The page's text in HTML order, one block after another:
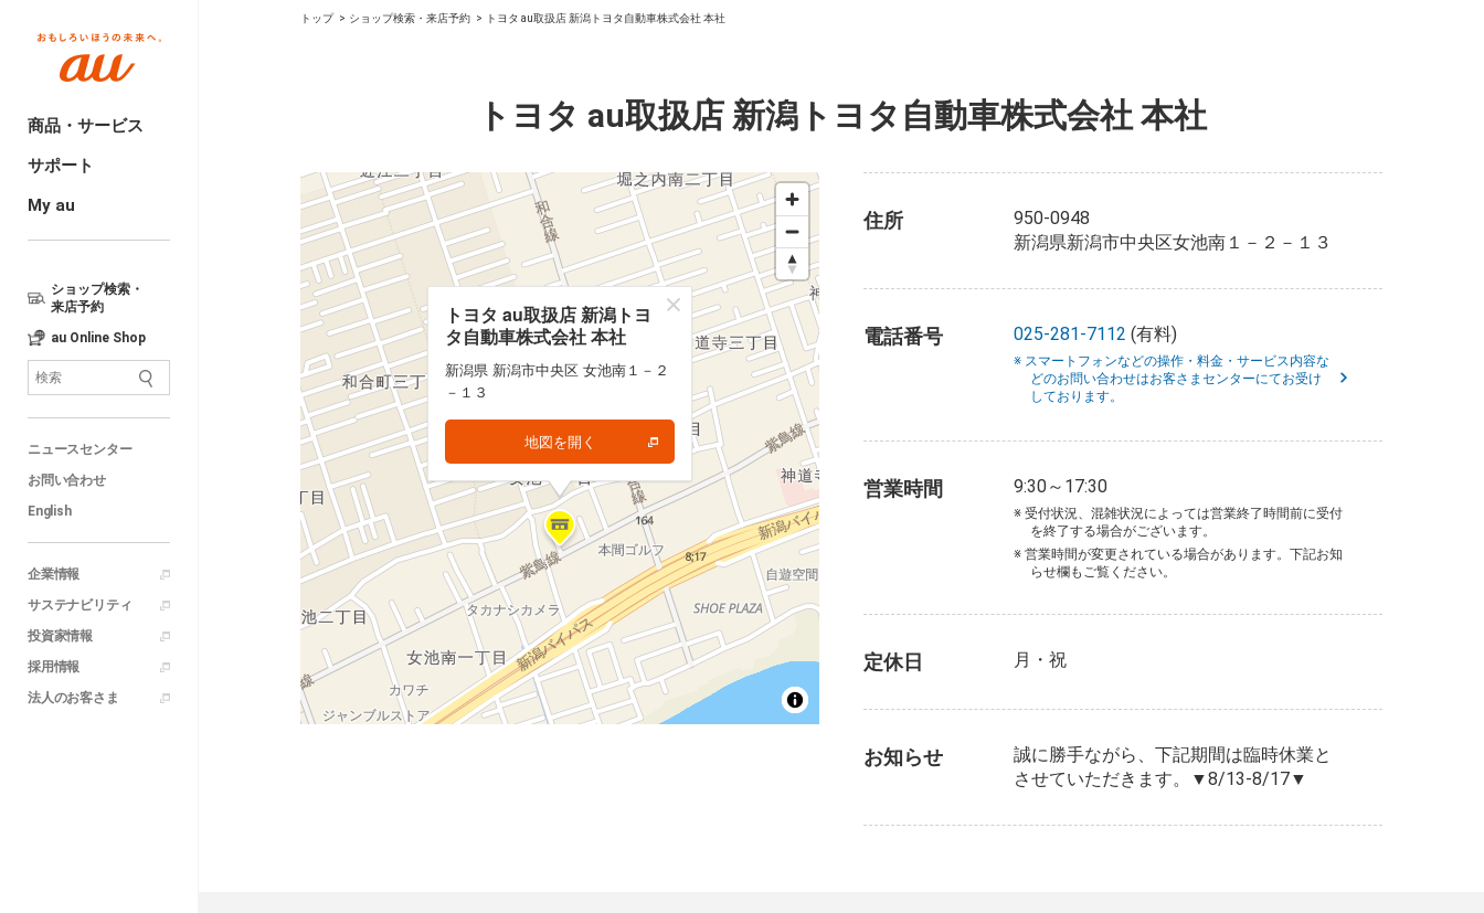
商品・サービス
サポート
My au
ショップ検索・
来店予約
au Online Shop
ニュースセンター
お問い合わせ
English
企業情報
サステナビリティ
投資家情報
採用情報
法人のお客さま
トップ ショップ検索・来店予約 トヨタ au取扱店 新潟トヨタ自動車株式会社 本社
トヨタ au取扱店 新潟トヨタ自動車株式会社 本社
トヨタ au取扱店 新潟トヨ
タ自動車株式会社 本社
新潟県 新潟市中央区 女池南１－２
－１３
地図を開く
トヨタ au取扱店 新潟トヨ
タ自動車株式会社 本社
新潟県 新潟市中央区 女池南１－２
－１３
地図を開く
住所
950-0948
新潟県新潟市中央区女池南１－２－１３
電話番号 025-281-7112 (有料)
※ スマートフォンなどの操作・料金・サービス内容な
どのお問い合わせはお客さまセンターにてお受け
しております。
営業時間 9:30～17:30
※ 受付状況、混雑状況によっては営業終了時間前に受付
を終了する場合がございます。
※ 営業時間が変更されている場合があります。下記お知
らせ欄もご覧ください。
定休日 月・祝
お知らせ
誠に勝手ながら、下記期間は臨時休業と
させていただきます。▼8/13-8/17▼